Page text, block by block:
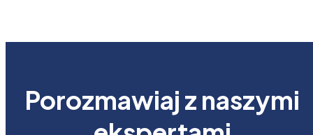
Porozmawiaj z naszymi